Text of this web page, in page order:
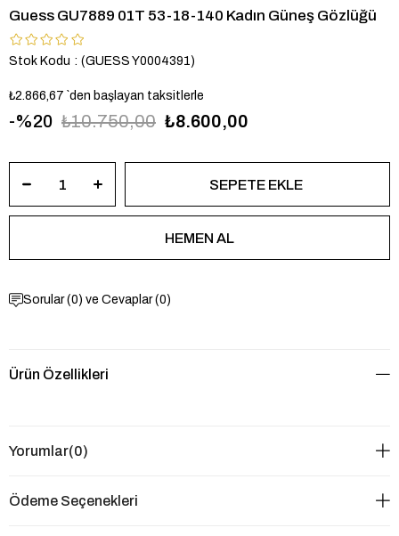
Guess GU7889 01T 53-18-140 Kadın Güneş Gözlüğü
Stok Kodu (GUESS Y0004391)
₺2.866,67 `den başlayan taksitlerle
20 ₺10.750,00 ₺8.600,00
Sorular (0) ve Cevaplar (0)
Ürün Özellikleri
Yorumlar(0)
Ödeme Seçenekleri